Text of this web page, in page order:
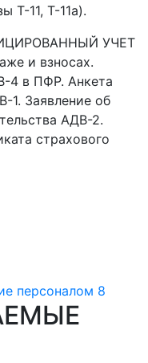
Т-11, Т-11а).
УЧЕТ
и взносах.
4 в ПФР. Анкета
1. Заявление об
АДВ-2.
страхового